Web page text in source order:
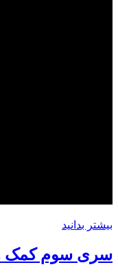
بیشتر بدانید
سری سوم کمک